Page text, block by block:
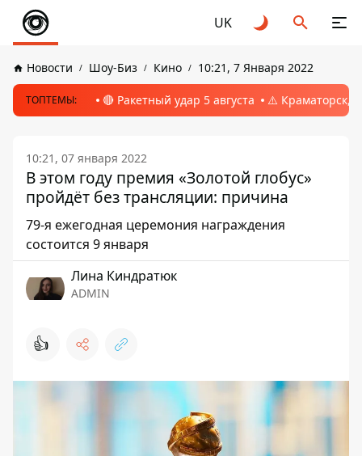
UK
Новости Шоу-Биз Кино 10:21, 7 Января 2022
ТОПТЕМЫ: 🔴 Ракетный удар 5 августа ⚠️ Краматорск,
10:21, 07 января 2022
В этом году премия «Золотой глобус»
пройдёт без трансляции: причина
79-я ежегодная церемония награждения
состоится 9 января
Лина Киндратюк
ADMIN
👍